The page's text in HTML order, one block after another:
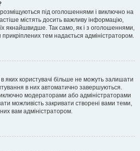
під оголошеннями і виключно на
містять досить важливу інформацію,
якнайшвидше. Так само, як і з оголошеннями,
тем надається адміністратором.
яких користувачі більше не можуть залишати
в них автоматично завершуються.
модераторами або адміністраторами
можливість закривати створені вами теми,
вам адміністратором.